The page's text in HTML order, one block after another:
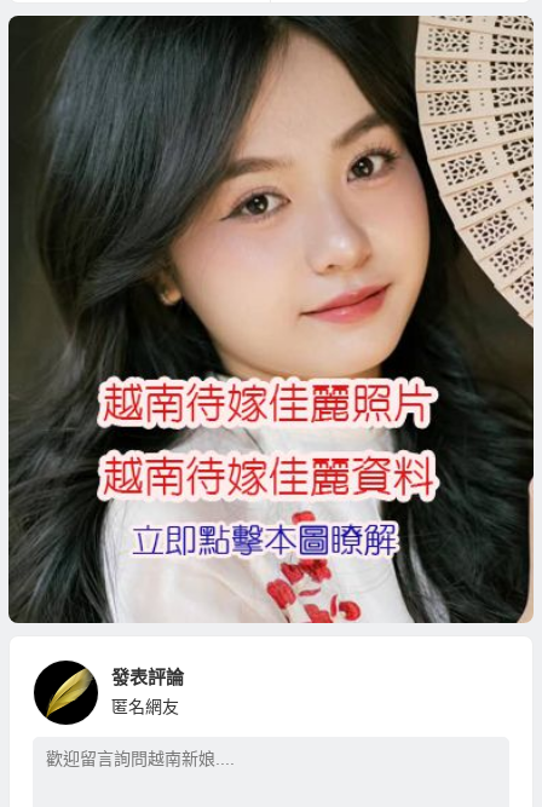
發表評論
匿名網友